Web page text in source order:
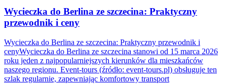
Wycieczka do Berlina ze szczecina: Praktyczny
przewodnik i ceny
Wycieczka do Berlina ze szczecina: Praktyczny przewodnik i
cenyWycieczka do Berlina ze szczecina stanowi od 15 marca 2026
roku jeden z najpopularniejszych kierunków dla mieszkańców
naszego regionu. Event-tours (źródło: event-tours.pl) obsługuje ten
szlak regularnie, zapewniając komfortowy transport